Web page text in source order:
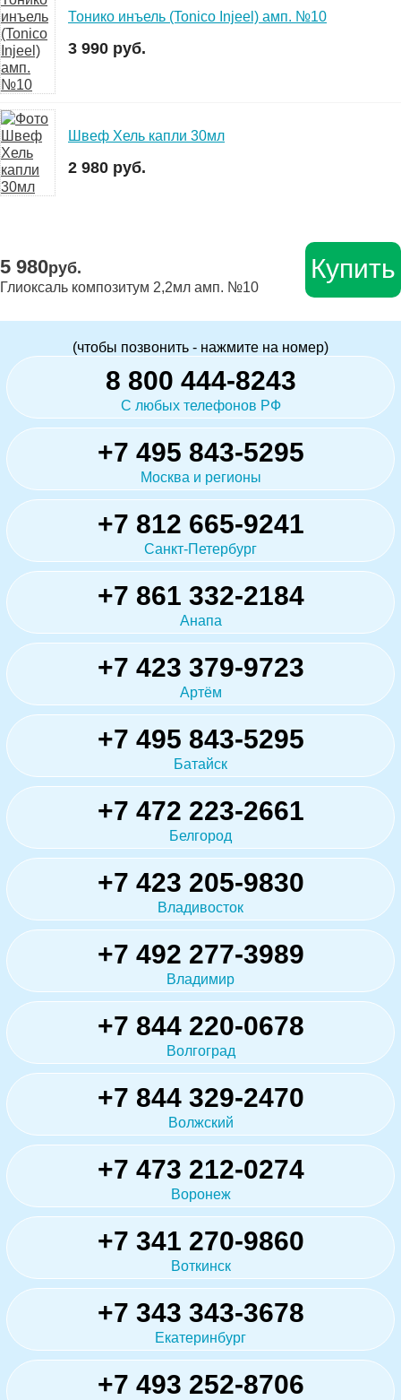
Тонико инъель (Tonico Injeel) амп. №10
3 990 руб.
Швеф Хель капли 30мл
2 980 руб.
5 980руб.
Глиоксаль композитум 2,2мл амп. №10
Купить
(чтобы позвонить - нажмите на номер)
8 800 444-8243
С любых телефонов РФ
+7 495 843-5295
Москва и регионы
+7 812 665-9241
Санкт-Петербург
+7 861 332-2184
Анапа
+7 423 379-9723
Артём
+7 495 843-5295
Батайск
+7 472 223-2661
Белгород
+7 423 205-9830
Владивосток
+7 492 277-3989
Владимир
+7 844 220-0678
Волгоград
+7 844 329-2470
Волжский
+7 473 212-0274
Воронеж
+7 341 270-9860
Воткинск
+7 343 343-3678
Екатеринбург
+7 493 252-8706